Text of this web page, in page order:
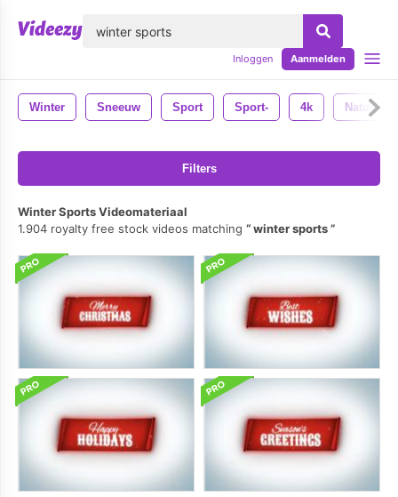
Inloggen Aanmelden
Winter Sneeuw Sport Sport- 4k Natuur
Filters
Winter Sports Videomateriaal
1.904 royalty free stock videos matching
winter sports